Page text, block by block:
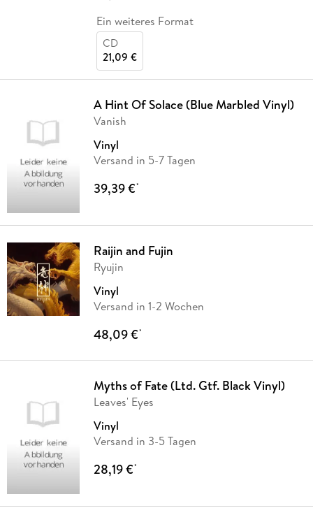
Ein weiteres Format
CD
21,09 €
A Hint Of Solace (Blue Marbled Vinyl)
Vanish
Vinyl
Versand in 5-7 Tagen
39,39 €*
Raijin and Fujin
Ryujin
Vinyl
Versand in 1-2 Wochen
48,09 €*
Myths of Fate (Ltd. Gtf. Black Vinyl)
Leaves' Eyes
Vinyl
Versand in 3-5 Tagen
28,19 €*